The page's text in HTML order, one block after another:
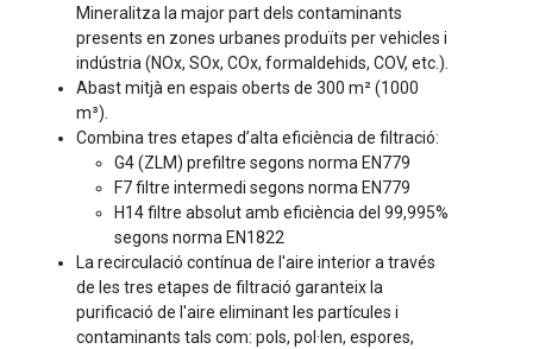
Mineralitza la major part dels contaminants
presents en zones urbanes produïts per vehicles i
indústria (NOx, SOx, COx, formaldehids, COV, etc.).
Abast mitjà en espais oberts de 300 m² (1000
m³).
Combina tres etapes d’alta eficiència de filtració:
G4 (ZLM) prefiltre segons norma EN779
F7 filtre intermedi segons norma EN779
H14 filtre absolut amb eficiència del 99,995%
segons norma EN1822
La recirculació contínua de l'aire interior a través
de les tres etapes de filtració garanteix la
purificació de l'aire eliminant les partícules i
contaminants tals com: pols, pol·len, espores,